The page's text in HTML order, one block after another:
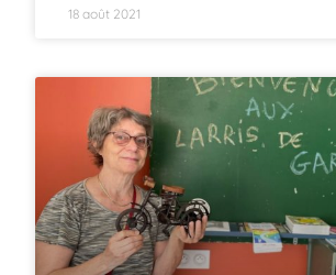
18 août 2021